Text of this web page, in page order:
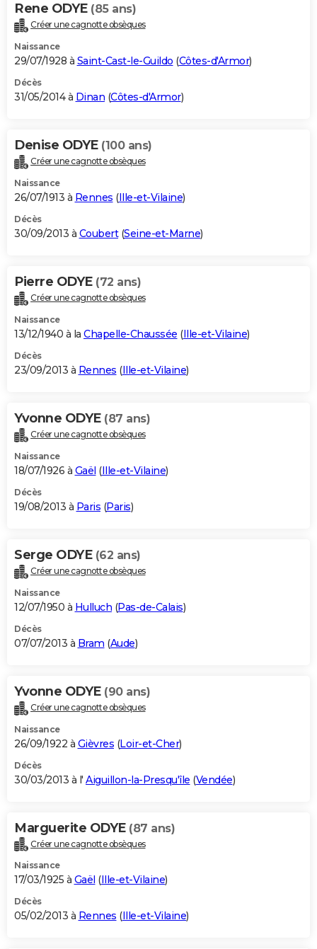
Rene ODYE (85 ans)
Créer une cagnotte obsèques
Naissance
29/07/1928 à Saint-Cast-le-Guildo (Côtes-d'Armor)
Décès
31/05/2014 à Dinan (Côtes-d'Armor)
Denise ODYE (100 ans)
Créer une cagnotte obsèques
Naissance
26/07/1913 à Rennes (Ille-et-Vilaine)
Décès
30/09/2013 à Coubert(Seine-et-Marne)
Pierre ODYE (72 ans)
Créer une cagnotte obsèques
Naissance
13/12/1940 à la Chapelle-Chaussée (Ille-et-Vilaine)
Décès
23/09/2013 à Rennes (Ille-et-Vilaine)
Yvonne ODYE (87 ans)
Créer une cagnotte obsèques
Naissance
18/07/1926 à Gaël (Ille-et-Vilaine)
Décès
19/08/2013 à Paris (Paris)
Serge ODYE (62 ans)
Créer une cagnotte obsèques
Naissance
12/07/1950 à Hulluch (Pas-de-Calais)
Décès
07/07/2013 à Bram (Aude)
Yvonne ODYE (90 ans)
Créer une cagnotte obsèques
Naissance
26/09/1922 à Gièvres (Loir-et-Cher)
Décès
30/03/2013 à l' Aiguillon-la-Presqu'île (Vendée)
Marguerite ODYE (87 ans)
Créer une cagnotte obsèques
Naissance
17/03/1925 à Gaël (Ille-et-Vilaine)
Décès
05/02/2013 à Rennes (Ille-et-Vilaine)